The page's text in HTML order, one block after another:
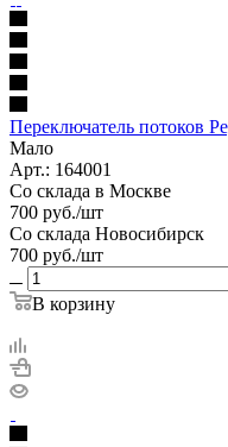
Переключатель потоков
Мало
Арт.: 164001
Со склада в Москве
700 руб./шт
Со склада Новосибирск
700 руб./шт
В корзину